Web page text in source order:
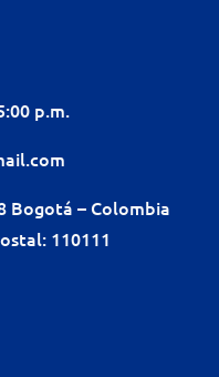
p.m.
Bogotá – Colombia
110111